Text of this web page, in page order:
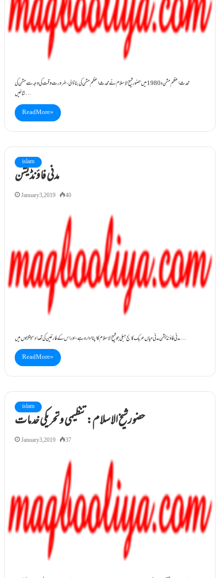
محدث اعظم مشن ہ1980میں حضورشیخ الاسلام نے محدث اعظم مشن کی بناڈالی ،ضرورت وقت کی وجہ سے مشن کی
شاخیں…
Read More »
islam
مدنی فاؤنڈیشن
January 3, 2019 40
مدنی فاؤنڈیشن مدنی میاں عربک کالج ہبلی جوشیخ الاسلام کااپنا ادارہ ہے ،اور اس کے فارغین کی تعداد سینکڑوں میں…
Read More »
islam
حضورشیخ الاسلام: تنظیمی وتحریکی خدمات
January 3, 2019 37